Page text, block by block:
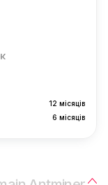
12 місяців
6 місяців